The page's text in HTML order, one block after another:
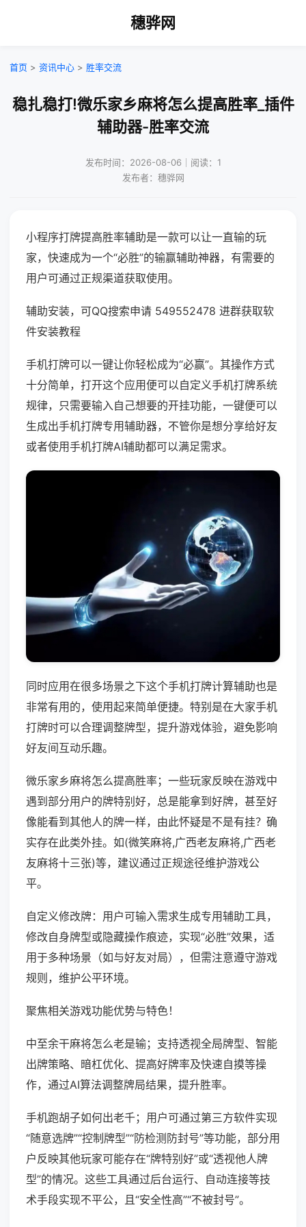
穗骅网
首页 > 资讯中心 > 胜率交流
稳扎稳打!微乐家乡麻将怎么提高胜率_插件
辅助器-胜率交流
发布时间：2026-08-06｜阅读：1
发布者：穗骅网
小程序打牌提高胜率辅助是一款可以让一直输的玩
家，快速成为一个“必胜”的输赢辅助神器，有需要的
用户可通过正规渠道获取使用。
辅助安装，可QQ搜索申请 549552478 进群获取软
件安装教程
手机打牌可以一键让你轻松成为“必赢”。其操作方式
十分简单，打开这个应用便可以自定义手机打牌系统
规律，只需要输入自己想要的开挂功能，一键便可以
生成出手机打牌专用辅助器，不管你是想分享给好友
或者使用手机打牌AI辅助都可以满足需求。
同时应用在很多场景之下这个手机打牌计算辅助也是
非常有用的，使用起来简单便捷。特别是在大家手机
打牌时可以合理调整牌型，提升游戏体验，避免影响
好友间互动乐趣。
微乐家乡麻将怎么提高胜率；一些玩家反映在游戏中
遇到部分用户的牌特别好，总是能拿到好牌，甚至好
像能看到其他人的牌一样，由此怀疑是不是有挂？确
实存在此类外挂。如(微笑麻将,广西老友麻将,广西老
友麻将十三张)等，建议通过正规途径维护游戏公
平。
自定义修改牌：用户可输入需求生成专用辅助工具，
修改自身牌型或隐藏操作痕迹，实现“必胜”效果，适
用于多种场景（如与好友对局），但需注意遵守游戏
规则，维护公平环境。
聚焦相关游戏功能优势与特色！
中至余干麻将怎么老是输；支持透视全局牌型、智能
出牌策略、暗杠优化、提高好牌率及快速自摸等操
作，通过AI算法调整牌局结果，提升胜率。
手机跑胡子如何出老千；用户可通过第三方软件实现
“随意选牌”“控制牌型”“防检测防封号”等功能，部分用
户反映其他玩家可能存在“牌特别好”或“透视他人牌
型”的情况。这些工具通过后台运行、自动连接等技
术手段实现不平公，且“安全性高”“不被封号”。